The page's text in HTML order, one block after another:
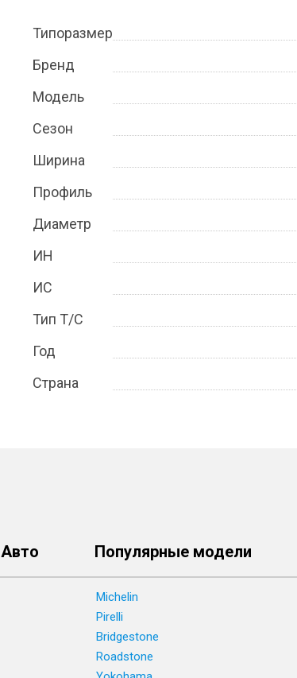
Типоразмер
Бренд
Модель
Сезон
Ширина
Профиль
Диаметр
ИН
ИС
Тип Т/С
Год
Страна
Авто Популярные модели
Michelin
Pirelli
Bridgestone
Roadstone